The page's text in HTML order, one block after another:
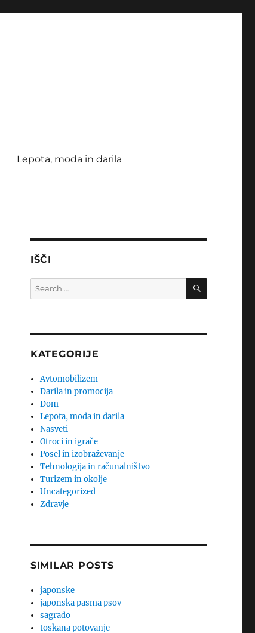
Lepota, moda in darila
IŠČI
Search
for:
SEARCH
KATEGORIJE
Avtomobilizem
Darila in promocija
Dom
Lepota, moda in darila
Nasveti
Otroci in igrače
Posel in izobraževanje
Tehnologija in računalništvo
Turizem in okolje
Uncategorized
Zdravje
SIMILAR POSTS
japonske
japonska pasma psov
sagrado
toskana potovanje